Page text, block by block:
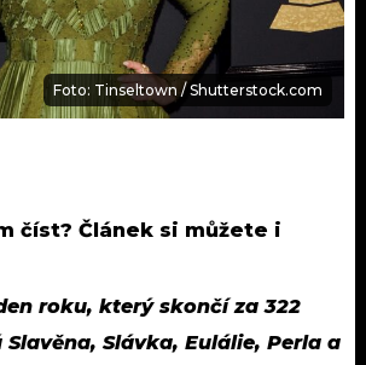
Foto: Tinseltown / Shutterstock.com
číst? Článek si můžete i
roku, který skončí za 322
Slávka, Eulálie, Perla a